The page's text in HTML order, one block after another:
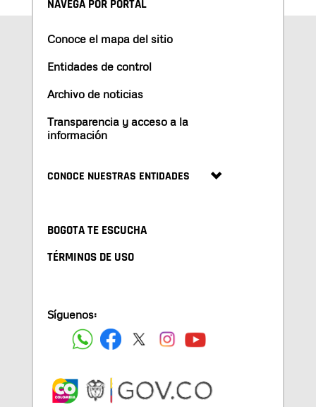
NAVEGA POR PORTAL
Conoce el mapa del sitio
Entidades de control
Archivo de noticias
Transparencia y acceso a la
información
CONOCE NUESTRAS ENTIDADES
BOGOTA TE ESCUCHA
TÉRMINOS DE USO
Síguenos: